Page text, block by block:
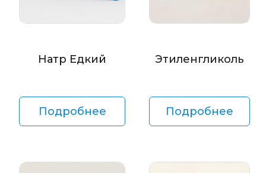
Натр Едкий
Подробнее
Этиленгликоль
Подробнее